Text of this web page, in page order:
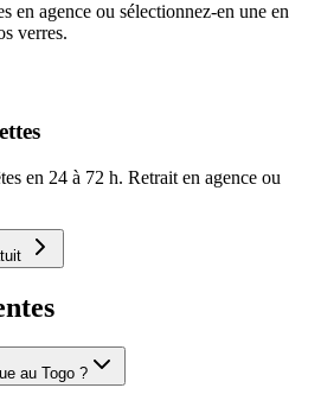
en agence ou sélectionnez-en une en
verres.
en 24 à 72 h. Retrait en agence ou
au Togo ?